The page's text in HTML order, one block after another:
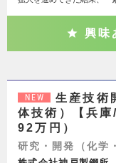
興味
NEW
生産技術
体技術）【兵
92万円）
研究・開発（化学